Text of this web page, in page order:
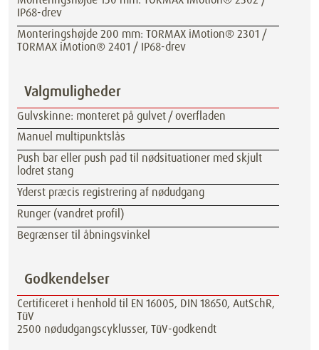
IP68-drev
Monteringshøjde 200 mm: TORMAX iMotion® 2301 /
TORMAX iMotion® 2401 / IP68-drev
Valgmuligheder
Gulvskinne: monteret på gulvet / overfladen
Manuel multipunktslås
Push bar eller push pad til nødsituationer med skjult
lodret stang
Yderst præcis registrering af nødudgang
Runger (vandret profil)
Begrænser til åbningsvinkel
Godkendelser
Certificeret i henhold til EN 16005, DIN 18650, AutSchR,
TüV
2500 nødudgangscyklusser, TüV-godkendt